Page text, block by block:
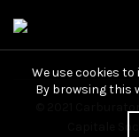
© 2021
Capitale
We use cookies
By browsing this